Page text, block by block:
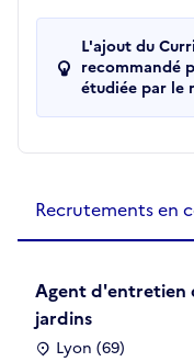
L'ajout du
recommandé
étudiée par le
Recrutements en
Agent d'entretien
jardins
Lyon (69)